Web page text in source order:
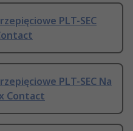
PLT-SEC
PLT-SEC Na
Contact